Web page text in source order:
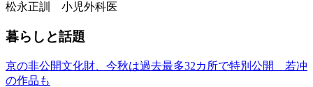
松永正訓 小児外科医
暮らしと話題
京の非公開文化財、今秋は過去最多32カ所で特別公開 若冲
の作品も